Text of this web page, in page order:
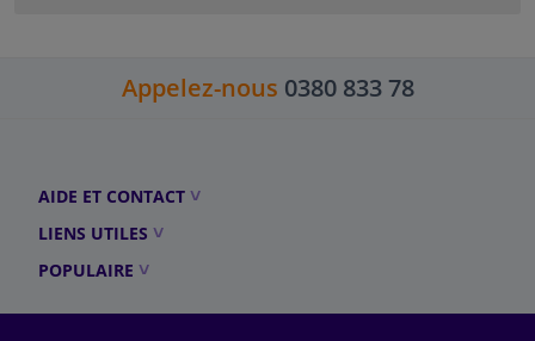
Appelez-nous 0380 833 78
AIDE ET CONTACT
LIENS UTILES
POPULAIRE